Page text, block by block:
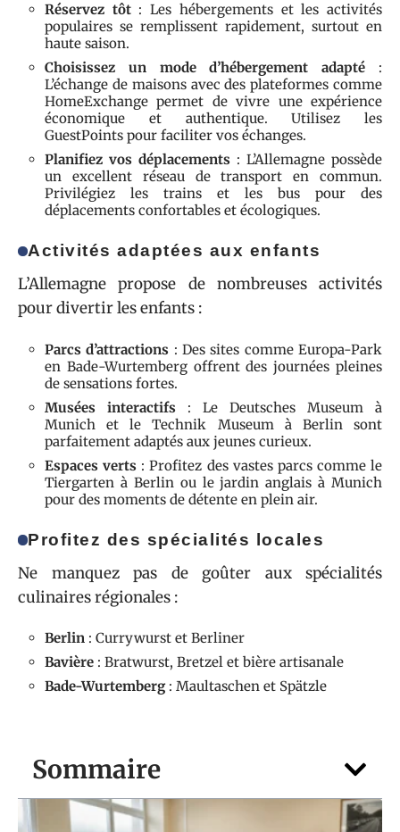
Sommaire
Réservez tôt: Les hébergements et les activités
populaires se remplissent rapidement, surtout en
haute saison.
Choisissez un mode d’hébergement adapté :
L’échange de maisons avec des plateformes comme
HomeExchange permet de vivre une expérience
économique et authentique. Utilisez les
GuestPoints pour faciliter vos échanges.
Planifiez vos déplacements : L’Allemagne possède
un excellent réseau de transport en commun.
Privilégiez les trains et les bus pour des
déplacements confortables et écologiques.
Activités adaptées aux enfants
L’Allemagne propose de nombreuses activités
pour divertir les enfants :
Parcs d’attractions : Des sites comme Europa-Park
en Bade-Wurtemberg offrent des journées pleines
de sensations fortes.
Musées interactifs : Le Deutsches Museum à
Munich et le Technik Museum à Berlin sont
parfaitement adaptés aux jeunes curieux.
Espaces verts : Profitez des vastes parcs comme le
Tiergarten à Berlin ou le jardin anglais à Munich
pour des moments de détente en plein air.
Profitez des spécialités locales
Ne manquez pas de goûter aux spécialités
culinaires régionales :
Berlin : Currywurst et Berliner
Bavière : Bratwurst, Bretzel et bière artisanale
Bade-Wurtemberg: Maultaschen et Spätzle